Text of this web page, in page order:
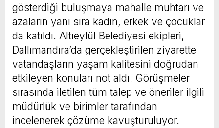
gösterdiği buluşmaya mahalle muhtarı ve
azaların yanı sıra kadın, erkek ve çocuklar
da katıldı. Altıeylül Belediyesi ekipleri,
Dallımandıra’da gerçekleştirilen ziyarette
vatandaşların yaşam kalitesini doğrudan
etkileyen konuları not aldı. Görüşmeler
sırasında iletilen tüm talep ve öneriler ilgili
müdürlük ve birimler tarafından
incelenerek çözüme kavuşturuluyor.